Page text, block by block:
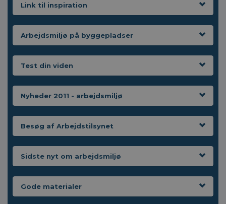
Link til inspiration
Arbejdsmiljø på byggepladser
Test din viden
Nyheder 2011 - arbejdsmiljø
Besøg af Arbejdstilsynet
Sidste nyt om arbejdsmiljø
Gode materialer